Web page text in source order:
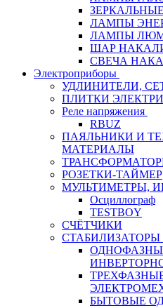
ЛАМПЫ
ЛАМПЫ
ШАР
СВЕЧА
Электроприборы
УДЛИНИТЕЛИ,
ПЛИТКИ
Реле напряжения
RBUZ
ПАЯЛЬНИКИ И
МАТЕРИАЛЫ
РОЗЕТКИ-ТАЙМЕР
МУЛЬТИМЕТРЫ,
Осциллограф
TESTBOY
СЧЁТЧИКИ
БЫТОВЫЕ